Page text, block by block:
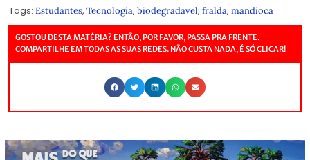
Tags: Estudantes, Tecnologia, biodegradavel, fralda, mandioca
GOSTOU DESTA MATÉRIA? ENTÃO, POR FAVOR, PASSA PRA FRENTE.
COMPARTILHE EM TODAS AS SUAS REDES. NÃO CUSTA NADA, É SÓ CLICAR!